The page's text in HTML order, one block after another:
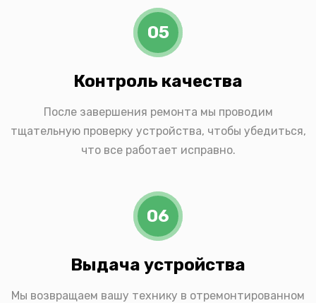
05
Контроль качества
После завершения ремонта мы проводим
тщательную проверку устройства, чтобы убедиться,
что все работает исправно.
06
Выдача устройства
Мы возвращаем вашу технику в отремонтированном